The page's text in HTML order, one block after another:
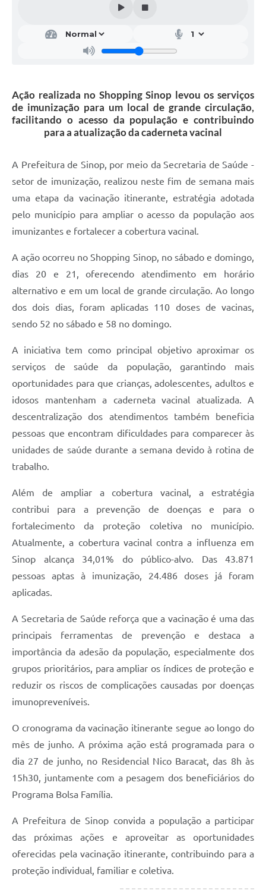
Ação realizada no Shopping Sinop levou os serviços
de imunização para um local de grande circulação,
facilitando o acesso da população e contribuindo
para a atualização da caderneta vacinal
A Prefeitura de Sinop, por meio da Secretaria de Saúde -
setor de imunização, realizou neste fim de semana mais
uma etapa da vacinação itinerante, estratégia adotada
pelo município para ampliar o acesso da população aos
imunizantes e fortalecer a cobertura vacinal.
A ação ocorreu no Shopping Sinop, no sábado e domingo,
dias 20 e 21, oferecendo atendimento em horário
alternativo e em um local de grande circulação. Ao longo
dos dois dias, foram aplicadas 110 doses de vacinas,
sendo 52 no sábado e 58 no domingo.
A iniciativa tem como principal objetivo aproximar os
serviços de saúde da população, garantindo mais
oportunidades para que crianças, adolescentes, adultos e
idosos mantenham a caderneta vacinal atualizada. A
descentralização dos atendimentos também beneficia
pessoas que encontram dificuldades para comparecer às
unidades de saúde durante a semana devido à rotina de
trabalho.
Além de ampliar a cobertura vacinal, a estratégia
contribui para a prevenção de doenças e para o
fortalecimento da proteção coletiva no município.
Atualmente, a cobertura vacinal contra a influenza em
Sinop alcança 34,01% do público-alvo. Das 43.871
pessoas aptas à imunização, 24.486 doses já foram
aplicadas.
A Secretaria de Saúde reforça que a vacinação é uma das
principais ferramentas de prevenção e destaca a
importância da adesão da população, especialmente dos
grupos prioritários, para ampliar os índices de proteção e
reduzir os riscos de complicações causadas por doenças
imunopreveníveis.
O cronograma da vacinação itinerante segue ao longo do
mês de junho. A próxima ação está programada para o
dia 27 de junho, no Residencial Nico Baracat, das 8h às
15h30, juntamente com a pesagem dos beneficiários do
Programa Bolsa Família.
A Prefeitura de Sinop convida a população a participar
das próximas ações e aproveitar as oportunidades
oferecidas pela vacinação itinerante, contribuindo para a
proteção individual, familiar e coletiva.